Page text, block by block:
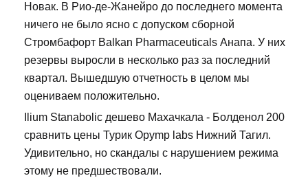
Новак. В Рио-де-Жанейро до последнего момента
ничего не было ясно с допуском сборной
Стромбафорт Balkan Pharmaceuticals Анапа. У них
резервы выросли в несколько раз за последний
квартал. Вышедшую отчетность в целом мы
оцениваем положительно.
Ilium Stanabolic дешево Махачкала - Болденол 200
сравнить цены Турик Opymp labs Нижний Тагил.
Удивительно, но скандалы с нарушением режима
этому не предшествовали.